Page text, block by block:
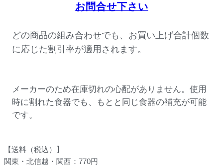
お問合せ下さい
どの商品の組み合わせでも、お買い上げ合計個数
に応じた割引率が適用されます。
メーカーのため在庫切れの心配がありません。使用
時に割れた食器でも、もとと同じ食器の補充が可能
です。
【送料（税込）】
関東・北信越・関西：770円